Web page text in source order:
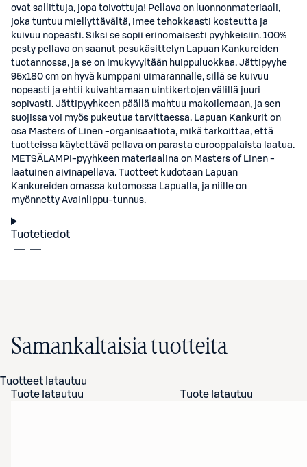
ovat sallittuja, jopa toivottuja! Pellava on luonnonmateriaali,
joka tuntuu miellyttävältä, imee tehokkaasti kosteutta ja
kuivuu nopeasti. Siksi se sopii erinomaisesti pyyhkeisiin. 100%
pesty pellava on saanut pesukäsittelyn Lapuan Kankureiden
tuotannossa, ja se on imukyvyltään huippuluokkaa. Jättipyyhe
95x180 cm on hyvä kumppani uimarannalle, sillä se kuivuu
nopeasti ja ehtii kuivahtamaan uintikertojen välillä juuri
sopivasti. Jättipyyhkeen päällä mahtuu makoilemaan, ja sen
suojissa voi myös pukeutua tarvittaessa. Lapuan Kankurit on
osa Masters of Linen -organisaatiota, mikä tarkoittaa, että
tuotteissa käytettävä pellava on parasta eurooppalaista laatua.
METSÄLAMPI-pyyhkeen materiaalina on Masters of Linen -
laatuinen aivinapellava. Tuotteet kudotaan Lapuan
Kankureiden omassa kutomossa Lapualla, ja niille on
myönnetty Avainlippu-tunnus.
Tuotetiedot
Samankaltaisia tuotteita
Tuotteet latautuu
Tuote latautuu
Tuote latautuu